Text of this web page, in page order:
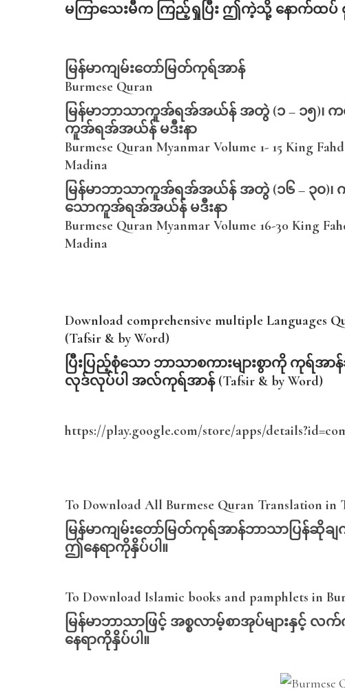
မကြာသေးမီက ကြည့်ရှုပြီး ဤကဲ့သို့ နောက်ထပ်
မြန်မာကျမ်းတော်မြတ်ကုရ်အာန်
Burmese Quran
မြန်မာဘာသာကူအ်ရအ်အယ်န် အတွဲ (၁ – ၁၅)၊
ကူအ်ရအ်အယ်န် မဒီးနာ
Burmese Quran Myanmar Volume 1- 15 King
Madina
မြန်မာဘာသာကူအ်ရအ်အယ်န် အတွဲ (၁၆ – ၃၀)
သောကူအ်ရအ်အယ်န် မဒီးနာ
Burmese Quran Myanmar Volume 16-30 King
Madina
Download comprehensive multiple Languages
(Tafsir & by Word)
ပြီးပြည့်စုံသော ဘာသာစကားများစွာကို ကုရ်အာ
လုဒ်လုပ်ပါ အလ်ကုရ်အာန် (Tafsir & by Word)
https://play.google.com/store/apps/
To Download All Burmese Quran Translation in
မြန်မာကျမ်းတော်မြတ်ကုရ်အာန်ဘာသာပြန်ဆိုခ
ဤနေရာကိုနှိပ်ပါ။
To Download Islamic books and pamphlets in
မြန်မာဘာသာဖြင့် အစ္စလာမ့်စာအုပ်များနှင့် လက်က
နေရာကိုနှိပ်ပါ။